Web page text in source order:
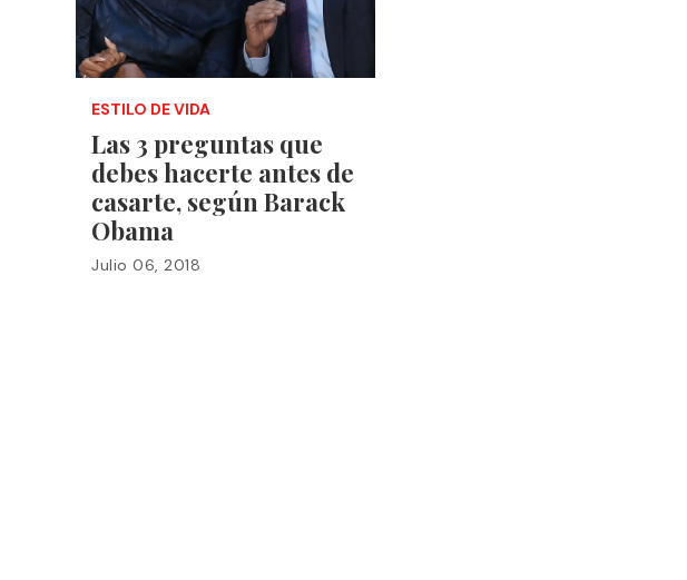
ESTILO DE VIDA
Las 3 preguntas que
debes hacerte antes de
casarte, según Barack
Obama
Julio 06, 2018